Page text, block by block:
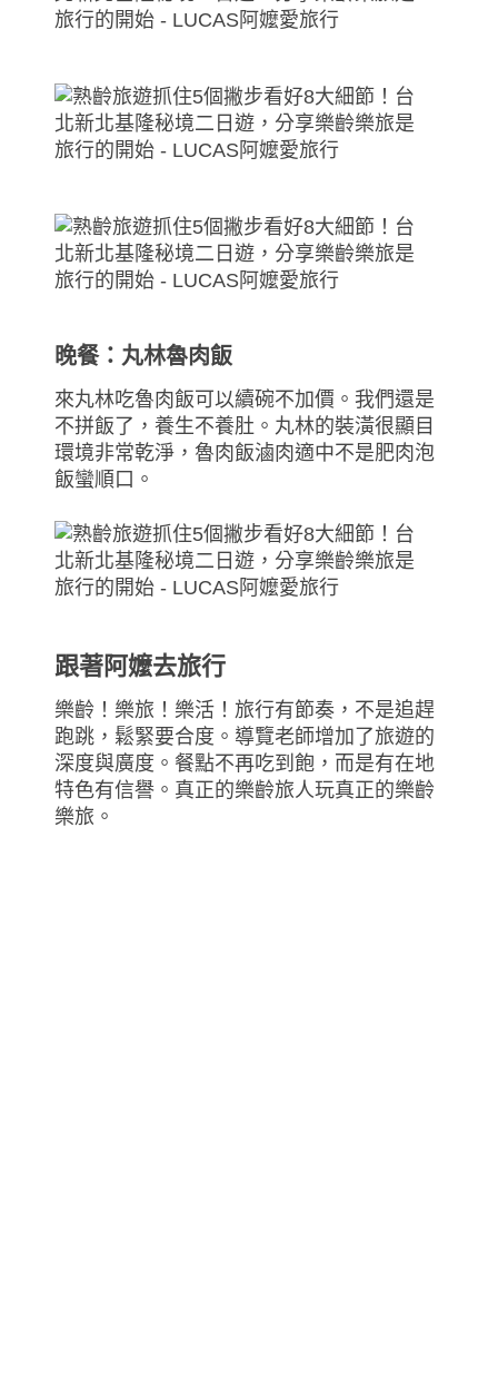
晚餐：丸林魯肉飯
來丸林吃魯肉飯可以續碗不加價。我們還是
不拼飯了，養生不養肚。丸林的裝潢很顯目
環境非常乾淨，魯肉飯滷肉適中不是肥肉泡
飯蠻順口。
跟著阿嬤去旅行
樂齡！樂旅！樂活！旅行有節奏，不是追趕
跑跳，鬆緊要合度。導覽老師增加了旅遊的
深度與廣度。餐點不再吃到飽，而是有在地
特色有信譽。真正的樂齡旅人玩真正的樂齡
樂旅。